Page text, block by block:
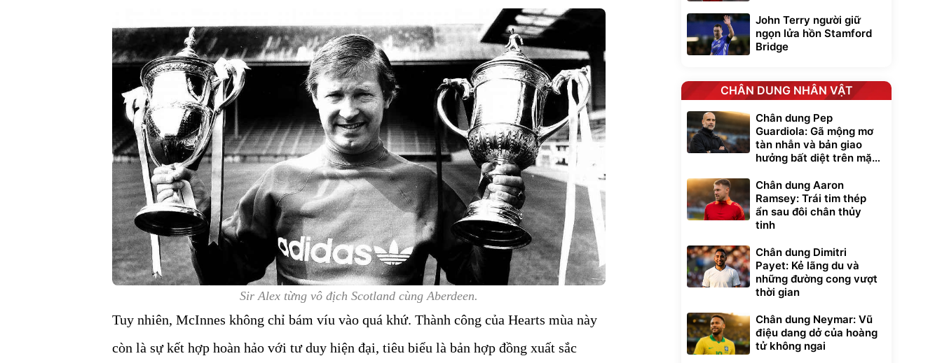
Sir Alex từng vô địch Scotland cùng Aberdeen.
Tuy nhiên, McInnes không chỉ bám víu vào quá khứ. Thành công của Hearts mùa này
còn là sự kết hợp hoàn hảo với tư duy hiện đại, tiêu biểu là bản hợp đồng xuất sắc
John Terry người giữ
ngọn lửa hồn Stamford
Bridge
CHÂN DUNG NHÂN VẬT
Chân dung Pep
Guardiola: Gã mộng mơ
tàn nhẫn và bản giao
hưởng bất diệt trên mặt
Chân dung Aaron
Ramsey: Trái tim thép
ẩn sau đôi chân thủy
tinh
Chân dung Dimitri
Payet: Kẻ lãng du và
những đường cong vượt
thời gian
Chân dung Neymar: Vũ
điệu dang dở của hoàng
tử không ngai